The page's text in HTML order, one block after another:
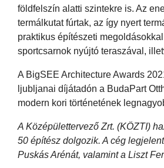
földfelszín alatti szintekre is. Az
termálkutat fúrtak, az így nyert
praktikus építészeti
sportcsarnok nyújtó teraszával,
A BigSEE Architecture Awards
ljubljanai díjátadón a BudaPart
modern kori történetének
A Középülettervező Zrt. (KÖZTI)
50 építész dolgozik. A cég
Puskás Arénát, valamint a Liszt